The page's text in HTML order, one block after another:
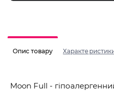
Опис товару
Moon Full -